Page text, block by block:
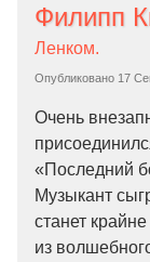
Опубликовано 17
Ленком.
Очень
«Последний
Музыкант
станет
из